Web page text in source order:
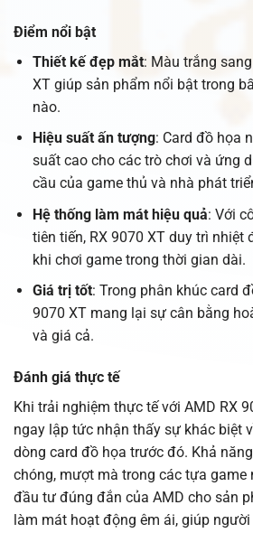
Điểm nổi bật
Thiết kế đẹp mắt: Màu trắng
XT giúp sản phẩm nổi bật trong
nào.
Hiệu suất ấn tượng: Card đồ họa
suất cao cho các trò chơi và ứng
cầu của game thủ và nhà phát
Hệ thống làm mát hiệu quả: Với
tiên tiến, RX 9070 XT duy trì nhiệt
khi chơi game trong thời gian dài.
Giá trị tốt: Trong phân khúc card
9070 XT mang lại sự cân bằng
và giá cả.
Đánh giá thực tế
Khi trải nghiệm thực tế với AMD RX
ngay lập tức nhận thấy sự khác biệt
dòng card đồ họa trước đó. Khả
chóng, mượt mà trong các tựa
đầu tư đúng đắn của AMD cho sản
làm mát hoạt động êm ái, giúp